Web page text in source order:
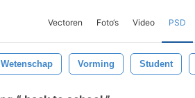
Vectoren Foto‘s Video PSD
Wetenschap Vorming Student